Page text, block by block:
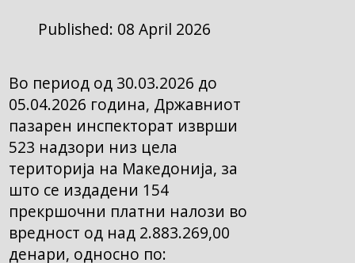
Published: 08 April 2026
Во период од 30.03.2026 до
05.04.2026 година, Државниот
пазарен инспекторат изврши
523 надзори низ цела
територија на Македонија, за
што се издадени 154
прекршочни платни налози во
вредност од над 2.883.269,00
денари, односно по: